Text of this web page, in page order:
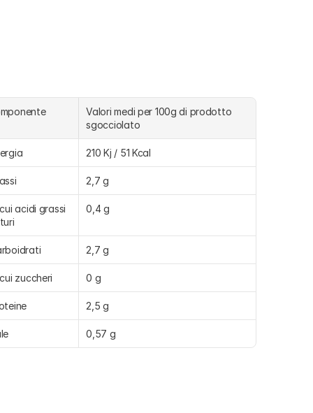
Valori medi per 100g di prodotto
sgocciolato
210 Kj / 51 Kcal
2,7 g
acidi grassi
0,4 g
2,7 g
zuccheri 0 g
2,5 g
0,57 g